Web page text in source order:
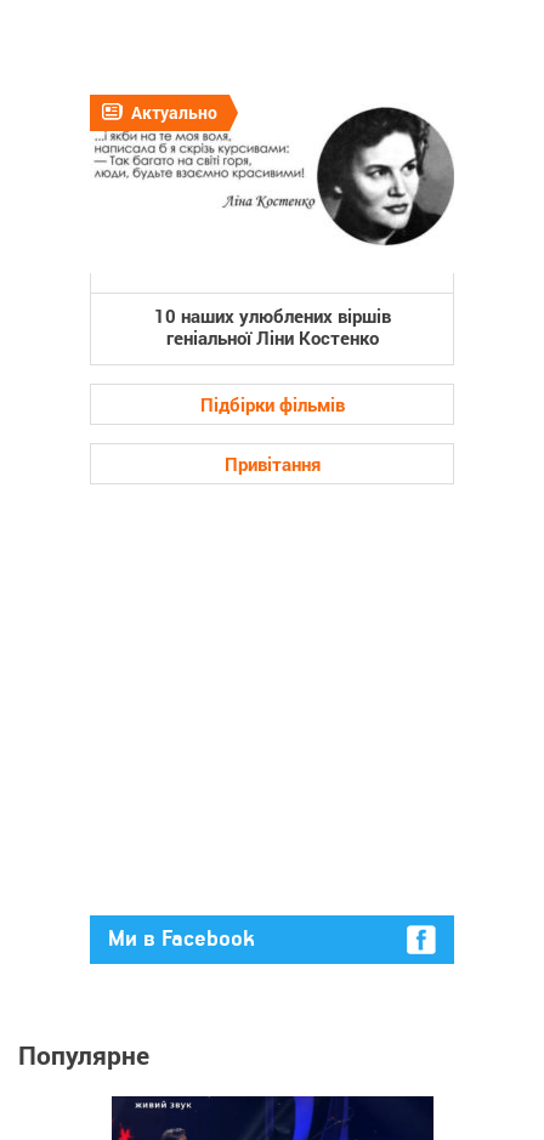
Актуально
10 наших улюблених віршів
геніальної Ліни Костенко
Підбірки фільмів
Привітання
Ми в Facebook
Популярне